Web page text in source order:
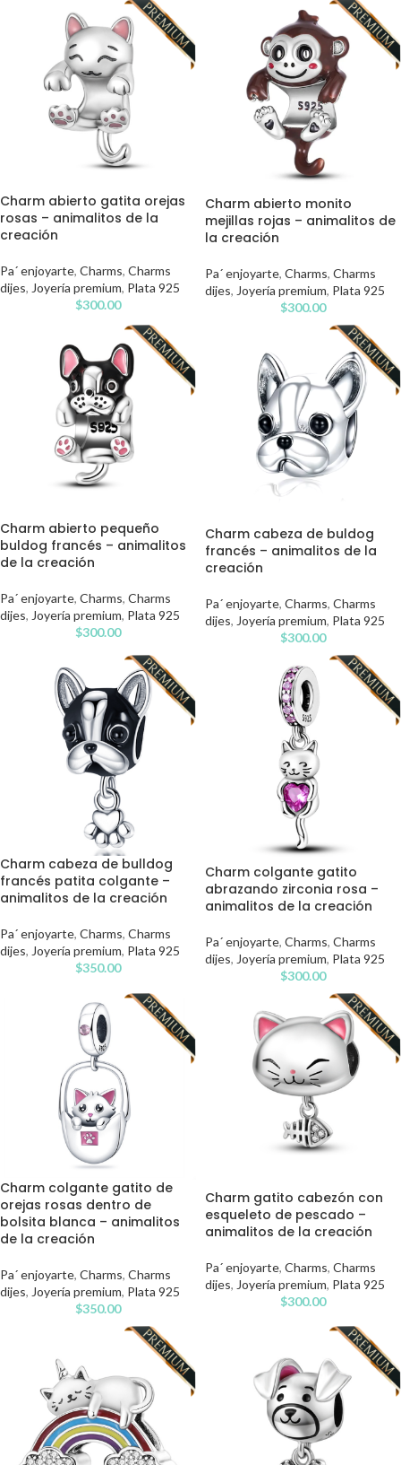
Charm abierto gatita orejas
rosas – animalitos de la
creación
Pa´ enjoyarte, Charms, Charms
dijes, Joyería premium, Plata 925
$300.00
Charm abierto monito
mejillas rojas – animalitos de
la creación
Pa´ enjoyarte, Charms, Charms
dijes, Joyería premium, Plata 925
$300.00
Charm abierto pequeño
buldog francés – animalitos
de la creación
Pa´ enjoyarte, Charms, Charms
dijes, Joyería premium, Plata 925
$300.00
Charm cabeza de buldog
francés – animalitos de la
creación
Pa´ enjoyarte, Charms, Charms
dijes, Joyería premium, Plata 925
$300.00
Charm cabeza de bulldog
francés patita colgante –
animalitos de la creación
Pa´ enjoyarte, Charms, Charms
dijes, Joyería premium, Plata 925
$350.00
Charm colgante gatito
abrazando zirconia rosa –
animalitos de la creación
Pa´ enjoyarte, Charms, Charms
dijes, Joyería premium, Plata 925
$300.00
Charm colgante gatito de
orejas rosas dentro de
bolsita blanca – animalitos
de la creación
Pa´ enjoyarte, Charms, Charms
dijes, Joyería premium, Plata 925
$350.00
Charm gatito cabezón con
esqueleto de pescado –
animalitos de la creación
Pa´ enjoyarte, Charms, Charms
dijes, Joyería premium, Plata 925
$300.00